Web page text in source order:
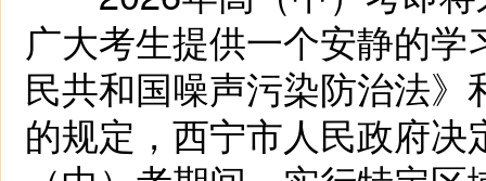
广大考生提供一个安静的
民共和国噪声污染防治法
的规定，西宁市人民政府